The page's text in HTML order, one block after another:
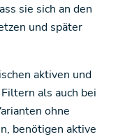
sie sich an den
und später
aktiven und
als auch bei
ohne
benötigen aktive